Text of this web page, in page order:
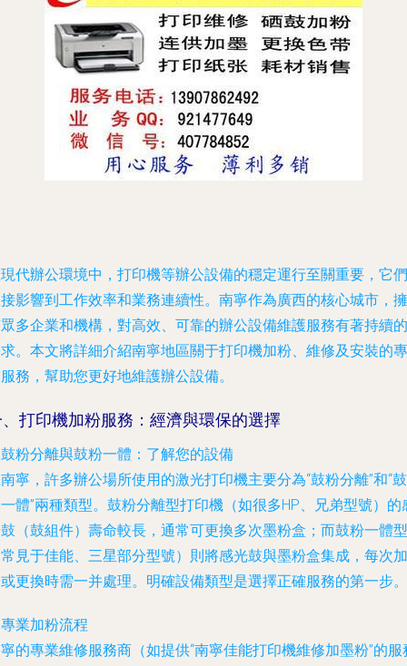
代辦公環境中，打印機等辦公設備的穩定運行至關重要，它們
影響到工作效率和業務連續性。南寧作為廣西的核心城市，擁
多企業和機構，對高效、可靠的辦公設備維護服務有著持續的
。本文將詳細介紹南寧地區關于打印機加粉、維修及安裝的專
務，幫助您更好地維護辦公設備。
打印機加粉服務：經濟與環保的選擇
粉分離與鼓粉一體：了解您的設備
寧，許多辦公場所使用的激光打印機主要分為“鼓粉分離”和“鼓
體”兩種類型。鼓粉分離型打印機（如很多HP、兄弟型號）的
（鼓組件）壽命較長，通常可更換多次墨粉盒；而鼓粉一體型
見于佳能、三星部分型號）則將感光鼓與墨粉盒集成，每次加
更換時需一并處理。明確設備類型是選擇正確服務的第一步。
業加粉流程
的專業維修服務商（如提供“南寧佳能打印機維修加墨粉”的服